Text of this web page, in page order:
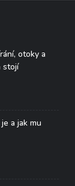
otoky a
stojí
a jak mu